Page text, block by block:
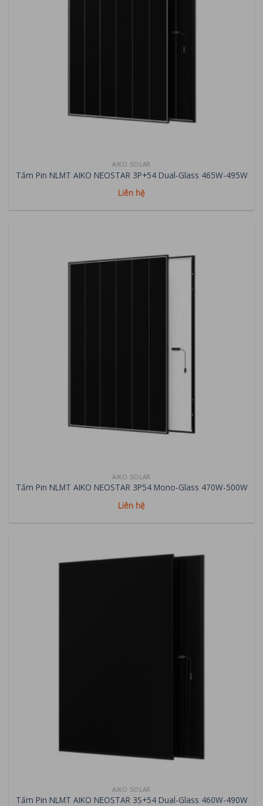
AIKO SOLAR
Tấm Pin NLMT AIKO NEOSTAR 3P+54 Dual-Glass 465W-495W
Liên hệ
AIKO SOLAR
Tấm Pin NLMT AIKO NEOSTAR 3P54 Mono-Glass 470W-500W
Liên hệ
AIKO SOLAR
Tấm Pin NLMT AIKO NEOSTAR 3S+54 Dual-Glass 460W-490W